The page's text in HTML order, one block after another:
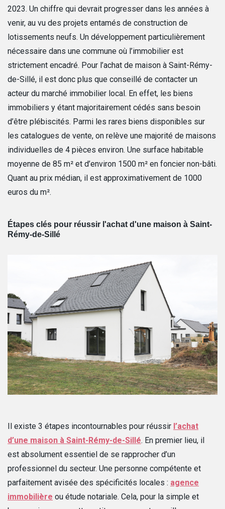
2023. Un chiffre qui devrait progresser dans les années à
venir, au vu des projets entamés de construction de
lotissements neufs. Un développement particulièrement
nécessaire dans une commune où l’immobilier est
strictement encadré. Pour l’achat de maison à Saint-Rémy-
de-Sillé, il est donc plus que conseillé de contacter un
acteur du marché immobilier local. En effet, les biens
immobiliers y étant majoritairement cédés sans besoin
d’être plébiscités. Parmi les rares biens disponibles sur
les catalogues de vente, on relève une majorité de maisons
individuelles de 4 pièces environ. Une surface habitable
moyenne de 85 m² et d’environ 1500 m² en foncier non-bâti.
Quant au prix médian, il est approximativement de 1000
euros du m².
Étapes clés pour réussir l'achat d'une maison à Saint-
Rémy-de-Sillé
Il existe 3 étapes incontournables pour réussir l’achat
d’une maison à Saint-Rémy-de-Sillé. En premier lieu, il
est absolument essentiel de se rapprocher d’un
professionnel du secteur. Une personne compétente et
parfaitement avisée des spécificités locales : agence
immobilière ou étude notariale. Cela, pour la simple et